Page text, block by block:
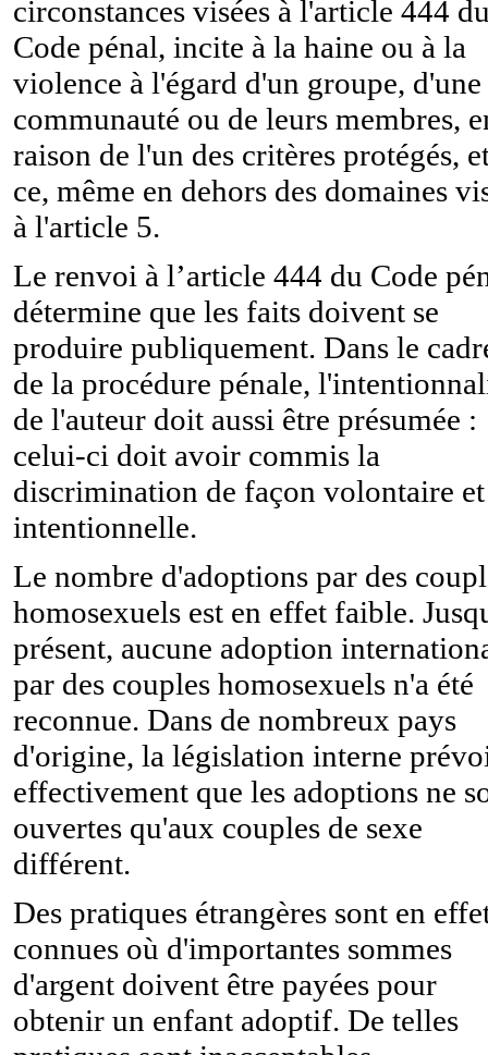
circonstances visées à l'article 444
Code pénal, incite à la haine ou à la
violence à l'égard d'un groupe, d'une
communauté ou de leurs membres,
raison de l'un des critères protégés,
ce, même en dehors des domaines
à l'article 5.
Le renvoi à l’article 444 du Code
détermine que les faits doivent se
produire publiquement. Dans le
de la procédure pénale,
de l'auteur doit aussi être présumée :
celui-ci doit avoir commis la
discrimination de façon volontaire et
intentionnelle.
Le nombre d'adoptions par des
homosexuels est en effet faible.
présent, aucune adoption
par des couples homosexuels n'a été
reconnue. Dans de nombreux pays
d'origine, la législation interne
effectivement que les adoptions ne
ouvertes qu'aux couples de sexe
différent.
Des pratiques étrangères sont en
connues où d'importantes sommes
d'argent doivent être payées pour
obtenir un enfant adoptif. De telles